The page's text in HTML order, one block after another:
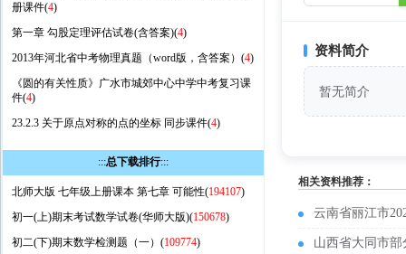
册课件(4)
第一章 勾股定理评估试卷(含答案)(4)
2013年河北省中考物理真题（word版，含答案）(4)
《圆的有关性质》广水市城郊中心中学中考复习课
件(4)
23.2.3 关于原点对称的点的坐标 同步课件(4)
:::总下载排行:::
北师大版 七年级上册课本 第七章 可能性(194107)
初一(上)期末考试数学试卷(华师大版)(150678)
初二(下)期末数学检测题（一）(109774)
资料简介
暂无简介
相关资料推荐：
云南省丽江市
山西省大同市